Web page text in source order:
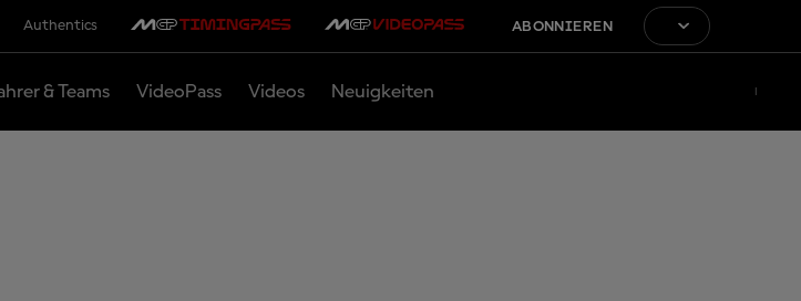
Authentics ABONNIEREN
& Teams VideoPass Videos Neuigkeiten